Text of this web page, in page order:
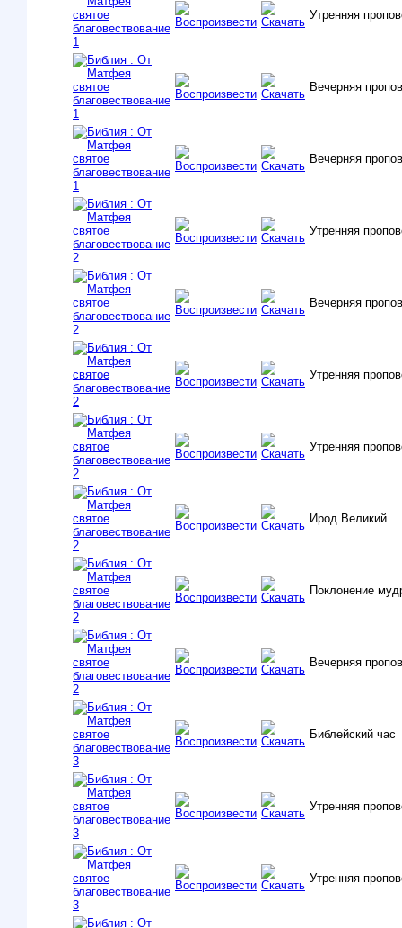
Утренняя
Вечерняя
Вечерняя
Утренняя
Вечерняя
Утренняя
Утренняя
Ирод Великий
Поклонение
Вечерняя
Библейский час
Утренняя
Утренняя